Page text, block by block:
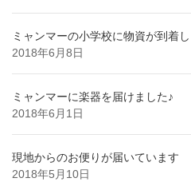
ミャンマーの小学校に物資が到着
2018年6月8日
ミャンマーに楽器を届けました♪
2018年6月1日
現地からのお便りが届いています
2018年5月10日